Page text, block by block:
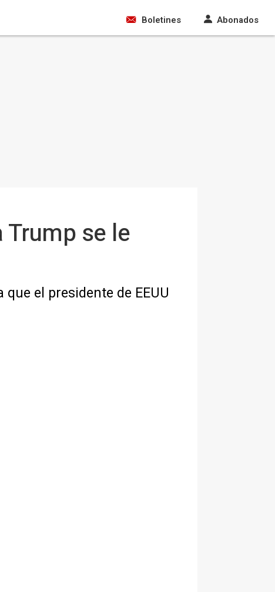
Boletines Abonados
se le
el presidente de EEUU